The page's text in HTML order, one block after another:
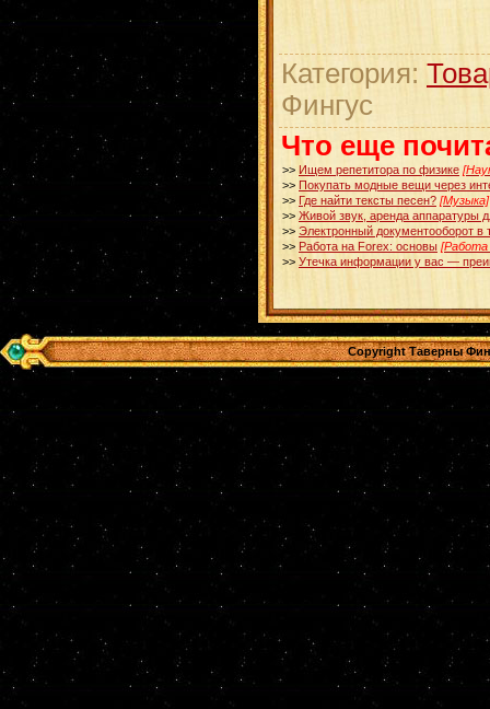
Категория:
Фингус
Что еще
>> Ищем репетитора по физике
>> Покупать модные вещи через
>> Где найти тексты песен? [Музыка]
>> Живой звук, аренда аппаратуры
>> Электронный документооборот в
>> Работа на Forex: основы [Работа
>> Утечка информации у вас —
Copyright Таверны